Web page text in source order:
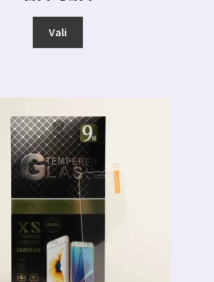
Vali
saab
teha
tootelehel.